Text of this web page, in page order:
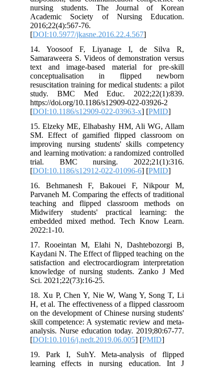
nursing students. The Journal of
Academic Society of Nursing
[DOI:10.5977/jkasne.2016.22.4.567
14. Yoosoof F, Liyanage I, de
Samaraweera S. Videos of
text and image-based material for
conceptualisation in flipped
resuscitation training for medical
study. BMC Med Educ.
https://doi.org/10.1186/s12909-022-
[DOI:10.1186/s12909-022-03963-x
15. Elzeky ME, Elhabashy HM, Ali
SM. Effect of gamified flipped
improving nursing students' skills
and learning motivation: a randomized
trial. BMC nursing.
[DOI:10.1186/s12912-022-01096-6
16. Behmanesh F, Bakouei F,
Parvaneh M. Comparing the effects of
teaching and flipped classroom
Midwifery students' practical
embedded mixed method. Tech
17. Rooeintan M, Elahi N,
Kaydani N. The Effect of flipped
satisfaction and electrocardiogram
knowledge of nursing students.
Sci. 2021;22(73):16-25.
18. Xu P, Chen Y, Nie W, Wang Y,
H, et al. The effectiveness of a flipped
on the development of Chinese nursing
skill competence: A systematic review
analysis. Nurse education today.
[DOI:10.1016/j.nedt.2019.06.005
19. Park I, SuhY. Meta-analysis
learning effects in nursing